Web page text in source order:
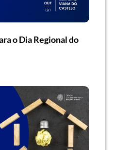
o Dia Regional do